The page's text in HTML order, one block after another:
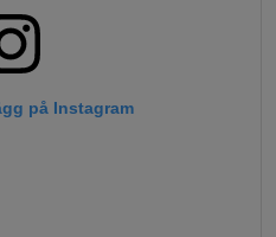
på Instagram